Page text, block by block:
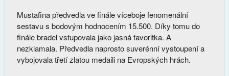
Mustafina předvedla ve finále víceboje fenomenální
sestavu s bodovým hodnocením 15.500. Díky tomu do
finále bradel vstupovala jako jasná favoritka. A
nezklamala. Předvedla naprosto suverénní vystoupení a
vybojovala třetí zlatou medaili na Evropských hrách.